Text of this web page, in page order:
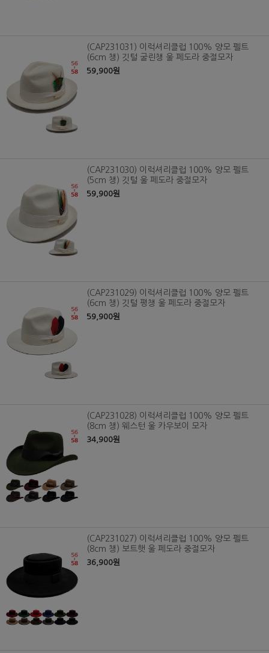
(CAP231031) 이럭셔리클럽 100% 양모 펠트
(6cm 챙) 깃털 굴린챙 울 페도라 중절모자
59,900원
(CAP231030) 이럭셔리클럽 100% 양모 펠트
(5cm 챙) 깃털 울 페도라 중절모자
59,900원
(CAP231029) 이럭셔리클럽 100% 양모 펠트
(6cm 챙) 깃털 평챙 울 페도라 중절모자
59,900원
(CAP231028) 이럭셔리클럽 100% 양모 펠트
(8cm 챙) 웨스턴 울 카우보이 모자
34,900원
(CAP231027) 이럭셔리클럽 100% 양모 펠트
(8cm 챙) 보트햇 울 페도라 중절모자
36,900원